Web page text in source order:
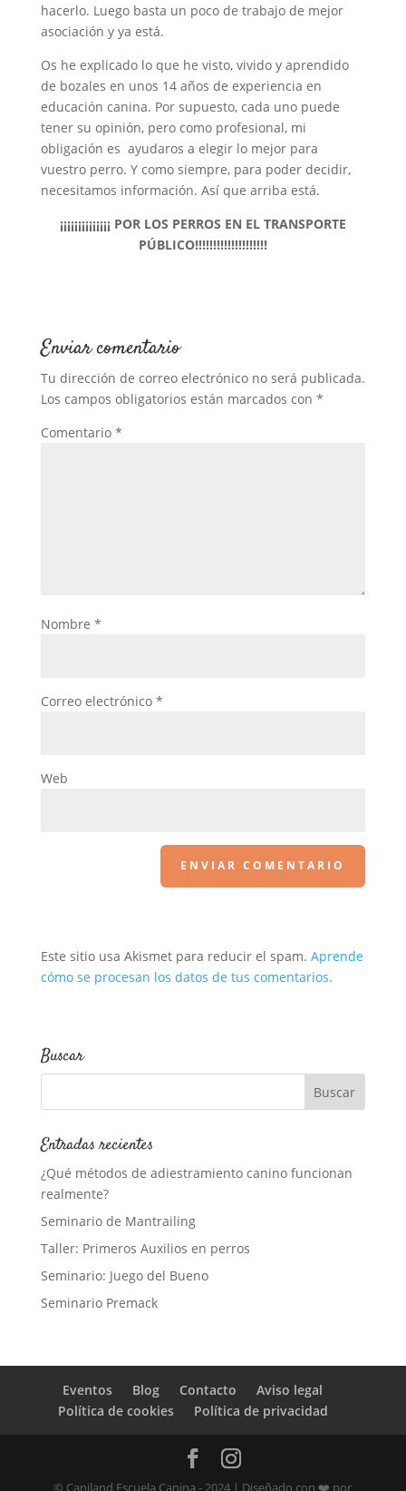
hacerlo. Luego basta un poco de trabajo de mejor
asociación y ya está.
Os he explicado lo que he visto, vivido y aprendido
de bozales en unos 14 años de experiencia en
educación canina. Por supuesto, cada uno puede
tener su opinión, pero como profesional, mi
obligación es ayudaros a elegir lo mejor para
vuestro perro. Y como siempre, para poder decidir,
necesitamos información. Así que arriba está.
¡¡¡¡¡¡¡¡¡¡¡¡¡¡ POR LOS PERROS EN EL TRANSPORTE
PÚBLICO!!!!!!!!!!!!!!!!!!!!
Enviar comentario
Tu dirección de correo electrónico no será publicada.
Los campos obligatorios están marcados con *
Comentario *
Nombre *
Correo electrónico *
Web
Este sitio usa Akismet para reducir el spam. Aprende
cómo se procesan los datos de tus comentarios.
Buscar
Entradas recientes
¿Qué métodos de adiestramiento canino funcionan
realmente?
Seminario de Mantrailing
Taller: Primeros Auxilios en perros
Seminario: Juego del Bueno
Seminario Premack
Eventos Blog Contacto
Aviso legal
Política de cookies
Política de privacidad
© Caniland Escuela Canina - 2024 | Diseñado con ❤️ por